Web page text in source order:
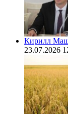
Кирилл
23.07.2026